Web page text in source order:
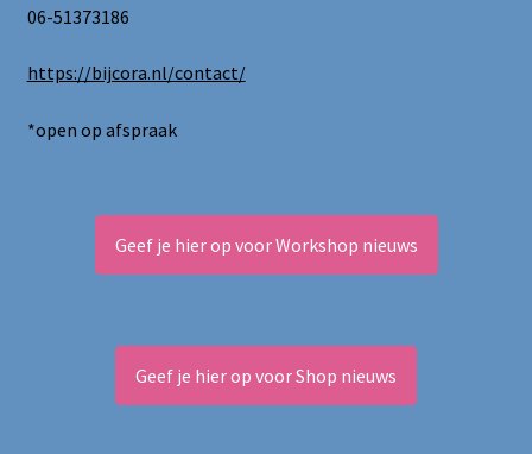
06-51373186
https://bijcora.nl/contact/
*open op afspraak
Geef je hier op voor Workshop nieuws
Geef je hier op voor Shop nieuws